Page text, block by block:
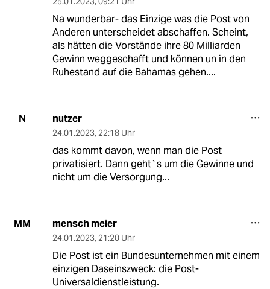
Na wunderbar- das Einzige was die Post von
Anderen unterscheidet abschaffen. Scheint,
als hätten die Vorstände ihre 80 Milliarden
Gewinn weggeschafft und können un in den
Ruhestand auf die Bahamas gehen....
N nutzer
24.01.2023, 22:18 Uhr
das kommt davon, wenn man die Post
privatisiert. Dann geht`s um die Gewinne und
nicht um die Versorgung...
MM mensch meier
24.01.2023, 21:20 Uhr
Die Post ist ein Bundesunternehmen mit einem
einzigen Daseinszweck: die Post-
Universaldienstleistung.